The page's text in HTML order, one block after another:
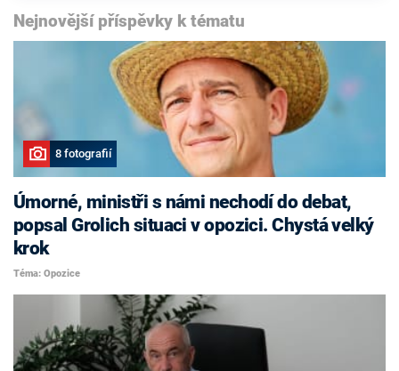
Nejnovější příspěvky k tématu
8 fotografií
Úmorné, ministři s námi nechodí do debat,
popsal Grolich situaci v opozici. Chystá velký
krok
Téma: Opozice